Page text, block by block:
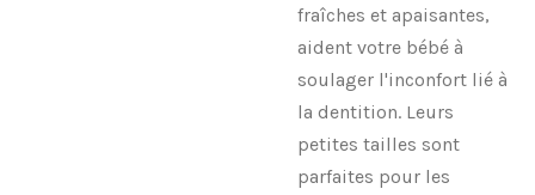
fraîches et apaisantes,
aident votre bébé à
soulager l'inconfort lié à
la dentition. Leurs
petites tailles sont
parfaites pour les